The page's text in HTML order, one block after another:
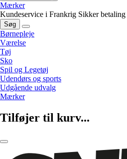
Mærker
Kundeservice i Frankrig Sikker betaling
Søg
Børnepleje
Værelse
Tøj
Sko
Spil og Legetøj
Udendørs og sports
Udgående udvalg
Mærker
Tilføjer til kurv...